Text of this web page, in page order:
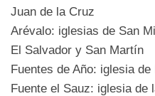
Juan de la Cruz
Arévalo: iglesias de San
El Salvador y San Martín
Fuentes de Año: iglesia
Fuente el Sauz: iglesia de